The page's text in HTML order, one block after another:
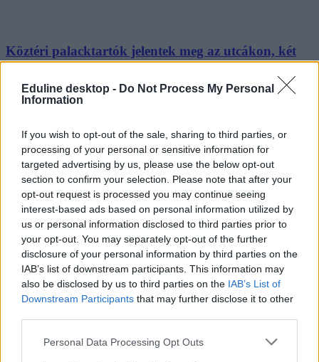
Eduline desktop - Do Not Process My Personal
Information
If you wish to opt-out of the sale, sharing to third parties, or
processing of your personal or sensitive information for
targeted advertising by us, please use the below opt-out
section to confirm your selection. Please note that after your
opt-out request is processed you may continue seeing
interest-based ads based on personal information utilized by
us or personal information disclosed to third parties prior to
your opt-out. You may separately opt-out of the further
disclosure of your personal information by third parties on the
IAB’s list of downstream participants. This information may
also be disclosed by us to third parties on the IAB’s List of
Downstream Participants that may further disclose it to other
Personal Data Processing Opt Outs
Köztéri palacktartók jelentek meg az utcákon, két
győri egyetemista fejlesztette őket
Egy egyetemi beadandóból indult, ma már több magyar város
közterületein találkozhatunk azokkal a palacktartókkal, amiket két, a
a visszaváltható italcsomagolások elkülönített gyűjtését.
Felsőoktatás
Palotás Zsuzsanna
Kizárólag csapvizet isznak Bécsben az iskolások:
hatalmas sikert értek el vele
A bevezetett programmal a diákok nem csak új ismereteket
szerezhetnek, de a környezetvédelemből is kivehetik a részüket.